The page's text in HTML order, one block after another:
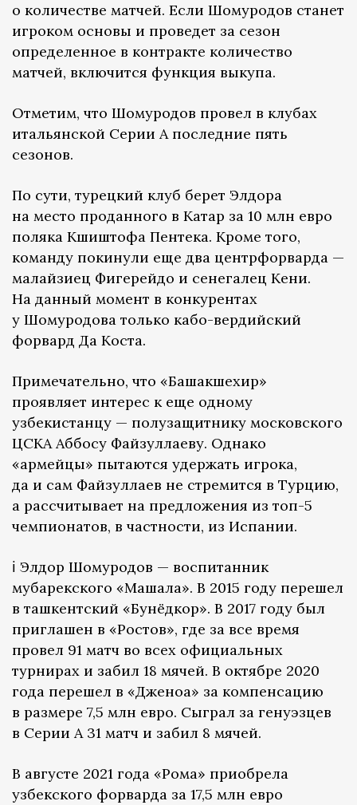
о количестве матчей. Если Шомуродов станет
игроком основы и проведет за сезон
определенное в контракте количество
матчей, включится функция выкупа.
Отметим, что Шомуродов провел в клубах
итальянской Серии А последние пять
сезонов.
По сути, турецкий клуб берет Элдора
на место проданного в Катар за 10 млн евро
поляка Кшиштофа Пентека. Кроме того,
команду покинули еще два центрфорварда —
малайзиец Фигерейдо и сенегалец Кени.
На данный момент в конкурентах
у Шомуродова только кабо-вердийский
форвард Да Коста.
Примечательно, что «Башакшехир»
проявляет интерес к еще одному
узбекистанцу — полузащитнику московского
ЦСКА Аббосу Файзуллаеву. Однако
«армейцы» пытаются удержать игрока,
да и сам Файзуллаев не стремится в Турцию,
а рассчитывает на предложения из топ-5
чемпионатов, в частности, из Испании.
ℹ️ Элдор Шомуродов — воспитанник
мубарекского «Машала». В 2015 году перешел
в ташкентский «Бунёдкор». В 2017 году был
приглашен в «Ростов», где за все время
провел 91 матч во всех официальных
турнирах и забил 18 мячей. В октябре 2020
года перешел в «Дженоа» за компенсацию
в размере 7,5 млн евро. Сыграл за генуэзцев
в Серии А 31 матч и забил 8 мячей.
В августе 2021 года «Рома» приобрела
узбекского форварда за 17,5 млн евро